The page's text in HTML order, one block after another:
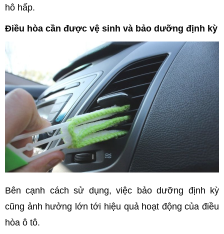
hô hấp.
Điều hòa cần được vệ sinh và bảo dưỡng định kỳ
Bên cạnh cách sử dụng, việc bảo dưỡng định kỳ
cũng ảnh hưởng lớn tới hiệu quả hoạt động của điều
hòa ô tô.